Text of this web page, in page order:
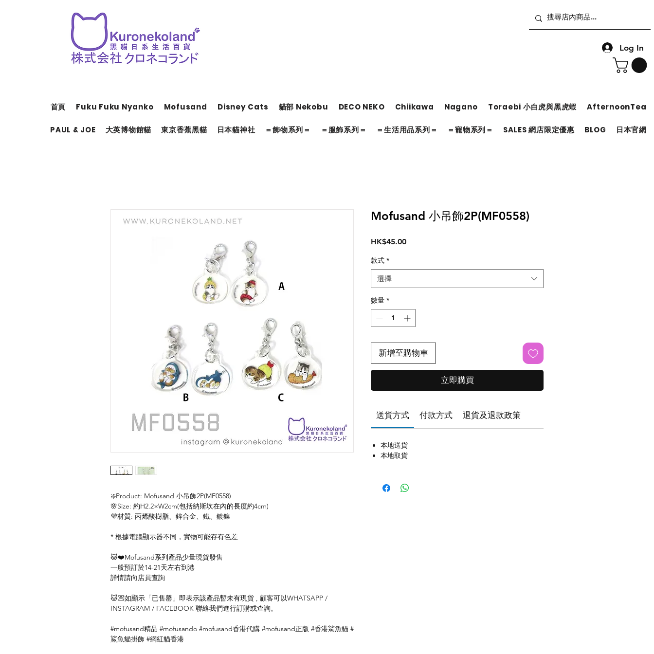
Log In
首頁 Fuku Fuku Nyanko Mofusand Disney Cats 貓部 Nekobu DECO NEKO Chiikawa Nagano Toraebi 小白虎與黑虎蝦 AfternoonTea
PAUL & JOE 大英博物館貓 東京香蕉黑貓 日本貓神社 ＝飾物系列＝ ＝服飾系列＝ ＝生活用品系列＝ ＝寵物系列＝ SALES 網店限定優惠 BLOG 日本官網
❇️Product: Mofusand 小吊飾2P(MF0558)
🌸Size: 約H2.2×W2cm(包括納斯坎在內的長度約4cm)
💜材質: 丙烯酸樹脂、鋅合金、鐵、鍍鎳
* 根據電腦顯示器不同，實物可能存有色差
🐱❤️Mofusand系列產品少量現貨發售
一般預訂於14-21天左右到港
詳情請向店員查詢
🐱💌如顯示「已售罄」即表示該產品暫未有現貨 , 顧客可以WHATSAPP /
INSTAGRAM / FACEBOOK 聯絡我們進行訂購或查詢。
#mofusand精品 #mofusando #mofusand香港代購 #mofusand正版 #香港鯊魚貓 #
鯊魚貓掛飾 #網紅貓香港
Mofusand 小吊飾2P(MF0558)
HK$45.00價
款式 *
選擇
數量 *
新增至購物車
立即購買
送貨方式 付款方式 退貨及退款政策
本地送貨
本地取貨